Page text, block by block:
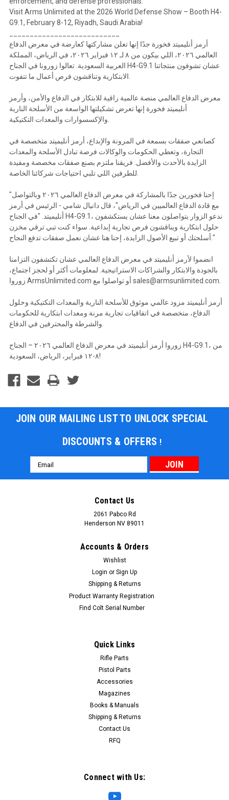
Visit Arms Unlimited at the 2026 World Defense Show – Booth H4-
G9.1, February 8-12, Riyadh, Saudi Arabia!
أرمز أنليميتد فخورة جدًا إنها تعلن مشاركتها كعارضة في معرض الدفاع
العالمي ٢٠٢٦، اللي بيكون من ٨ لـ ١٢ فبراير ٢٠٢٦، في الرياض، المملكة
العربية السعودية. تعالوا زورونا في الجناح H4-G9.1 عشان تشوفون منتجاتنا
معرض الدفاع العالمي منصة عالمية راقية للابتكار في الدفاع والأمن، وأرمز
أنليميتد فخورة إنها تعرض تشكيلتها الواسعة من الأسلحة النارية
كصانعي صفقات بسمعة في المرونة والإبداع، أرمز أنليميتد متخصصة في
التجارة، وتعطي الحكومات والوكالات فرصة تبادل الأسلحة والمعدات
الزايدة بالأحدث والأفضل. فريقنا ملتزم بصنع صفقات مخصصة ومفيدة
"إحنا فخورين جدًا بالمشاركة في معرض الدفاع العالمي ٢٠٢٦ وبالتواصل
مع قادة الدفاع العالميين في الرياض"، قال دانيال شامي - الرئيس في أرمز
أنليميتد. "في الجناح H4-G9.1، ندعو الزوار يتواصلون معنا عشان يستكشفون
حلول ابتكارية ويناقشون فرص تجارية إبداعية. سواء كنت تبي ترقي مخزن
أسلحتك أو تبيع الأصول الزايدة، إحنا هنا عشان نعمل صفقات تدفع النجاح."
انضموا لأرمز أنليميتد في معرض الدفاع العالمي عشان تكتشفون التزامنا
بالجودة والابتكار والشراكات الاستراتيجية. لمعلومات أكثر أو لحجز اجتماع،
زوروا ArmsUnlimited.com أو تواصلوا مع sales@armsunlimited.com.
أرمز أنليميتد مزود عالمي موثوق للأسلحة النارية والمعدات التكتيكية وحلول
الدفاع، متخصصة في اتفاقيات تجارية مرنة ومعدات ابتكارية للحكومات
زوروا أرمز أنليميتد في معرض الدفاع العالمي ٢٠٢٦ – الجناح H4-G9.1، من
٨-١٢ فبراير، الرياض، السعودية!
JOIN OUR MAILING LIST TO UNLOCK SPECIAL
DISCOUNTS & OFFERS !
Email
Address
Contact Us
2061 Pabco Rd
Henderson NV 89011
Accounts & Orders
Wishlist
Login or Sign Up
Shipping & Returns
Product Warranty Registration
Find Colt Serial Number
Quick Links
Rifle Parts
Pistol Parts
Accessories
Magazines
Books & Manuals
Shipping & Returns
Contact Us
RFQ
Connect with Us: